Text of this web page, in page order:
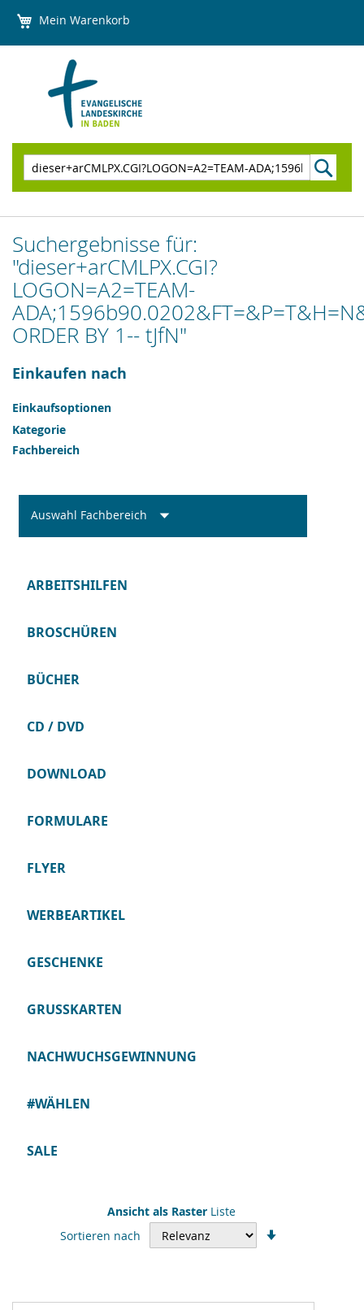
Mein Warenkorb
zum
Suchen
Suchergebnisse für:
"dieser+arCMLPX.CGI?
LOGON=A2=TEAM-
ORDER BY 1-- tJfN"
Ansicht als Raster Liste
Sortieren nach
Einkaufen nach
Einkaufsoptionen
Kategorie
Fachbereich
Auswahl Fachbereich
ARBEITSHILFEN
BROSCHÜREN
BÜCHER
CD / DVD
DOWNLOAD
FORMULARE
FLYER
WERBEARTIKEL
GESCHENKE
GRUSSKARTEN
NACHWUCHSGEWINNUNG
#WÄHLEN
SALE